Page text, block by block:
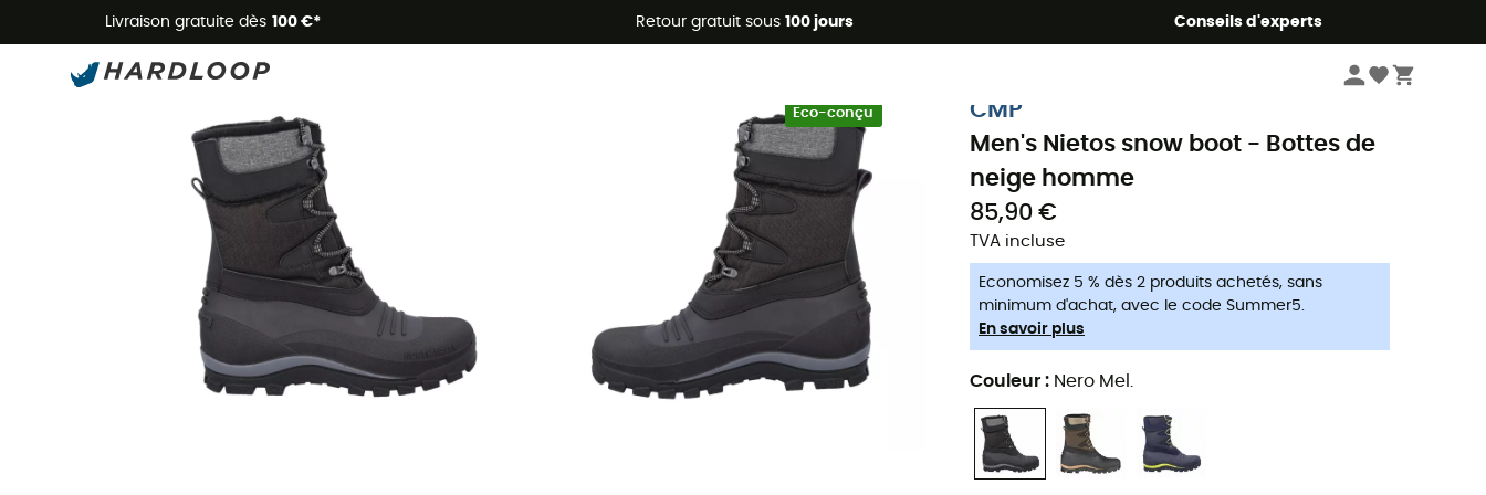
Livraison gratuite dès 100 €* Retour gratuit sous 100 jours Conseils d'experts
Promos d'été 🔥 -5 % EXTRA dès 2 produits* code Summer5
Eco-conçu
CMP
Men's Nietos snow boot - Bottes de
neige homme
85,90 €
TVA incluse
Economisez 5 % dès 2 produits achetés, sans
minimum d'achat, avec le code Summer5.
En savoir plus
Couleur : Nero Mel.